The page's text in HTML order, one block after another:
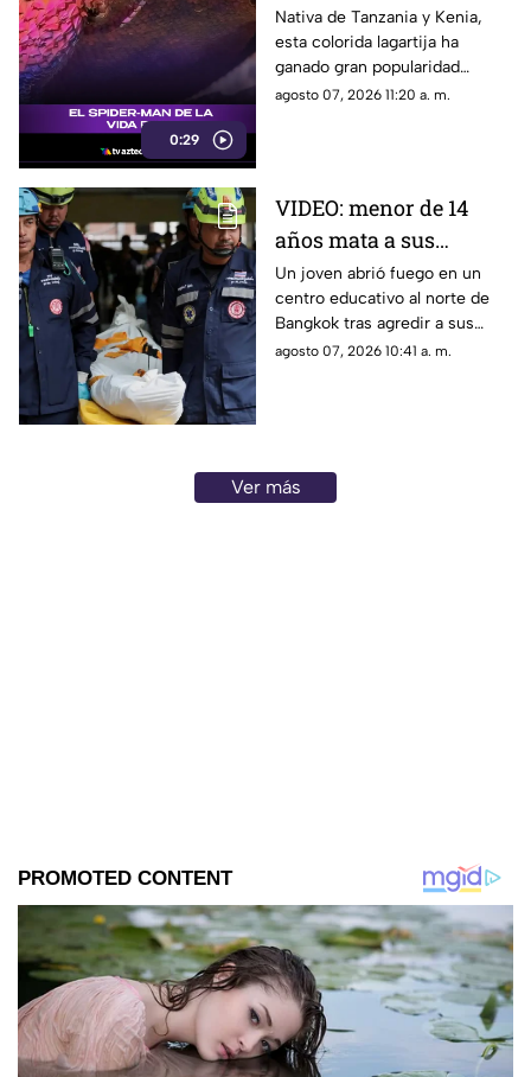
0:29
reptil con los colores
del superhéroe
Nativa de Tanzania y Kenia,
esta colorida lagartija ha
ganado gran popularidad
debido a su increíble parecido
agosto 07, 2026 11:20 a. m.
VIDEO: menor de 14
años mata a sus
abuelos y 5 profesores
en tiroteo
Un joven abrió fuego en un
centro educativo al norte de
Bangkok tras agredir a sus
familiares; el incidente dejó
agosto 07, 2026 10:41 a. m.
Ver más